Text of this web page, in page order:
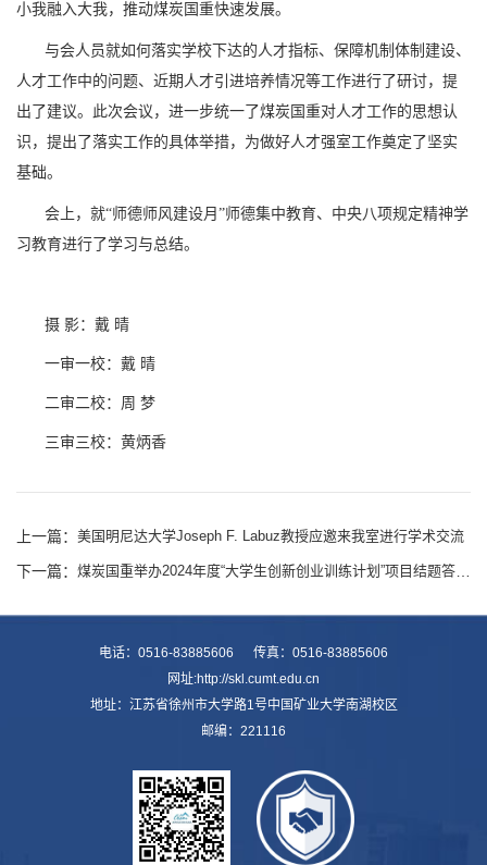
小我融入大我，推动煤炭国重快速发展。
与会人员就如何落实学校下达的人才指标、保障机制体制建设、
人才工作中的问题、近期人才引进培养情况等工作进行了研讨，提
出了建议。此次会议，进一步统一了煤炭国重对人才工作的思想认
识，提出了落实工作的具体举措，为做好人才强室工作奠定了坚实
基础。
会上，就“师德师风建设月”师德集中教育、中央八项规定精神学
习教育进行了学习与总结。
摄 影：戴 晴
一审一校：戴 晴
二审二校：周 梦
三审三校：黄炳香
上一篇： 美国明尼达大学Joseph F. Labuz教授应邀来我室进行学术交流
下一篇： 煤炭国重举办2024年度“大学生创新创业训练计划”项目结题答辩会
电话：0516-83885606 传真：0516-83885606
网址:http://skl.cumt.edu.cn
地址：江苏省徐州市大学路1号中国矿业大学南湖校区
邮编：221116